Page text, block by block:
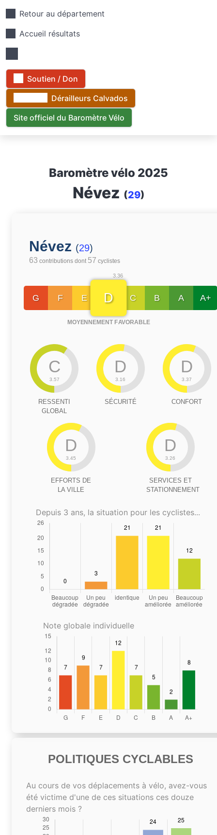
Retour au département
Accueil résultats
Soutien / Don
Dérailleurs Calvados
Site officiel du Baromètre Vélo
Baromètre vélo 2025
Névez (29)
Névez (29)
63 contributions dont 57 cyclistes
G F E
3.36
D
MOYENNEMENT FAVORABLE
C B A A+
C
3.57
RESSENTI
GLOBAL
D
3.16
SÉCURITÉ
D
3.37
CONFORT
D
3.45
EFFORTS DE
LA VILLE
D
3.26
SERVICES ET
STATIONNEMENT
Depuis 3 ans, la situation pour les cyclistes...
Note globale individuelle
POLITIQUES CYCLABLES
Au cours de vos déplacements à vélo, avez-vous
été victime d'une de ces situations ces douze
derniers mois ?